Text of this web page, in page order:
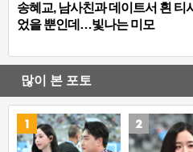
송혜교, 남사친과 데이트서 흰 티
었을 뿐인데…빛나는 미모
많이 본 포토